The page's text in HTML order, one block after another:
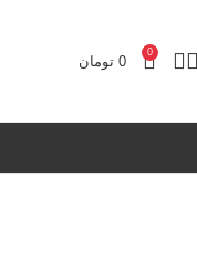
0
0 تومان